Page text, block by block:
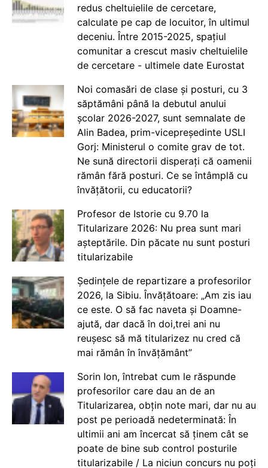
redus cheltuielile de cercetare,
calculate pe cap de locuitor, în ultimul
deceniu. Între 2015-2025, spațiul
comunitar a crescut masiv cheltuielile
de cercetare - ultimele date Eurostat
Noi comasări de clase și posturi, cu 3
săptămâni până la debutul anului
școlar 2026-2027, sunt semnalate de
Alin Badea, prim-vicepreședinte USLI
Gorj: Ministerul o comite grav de tot.
Ne sună directorii disperați că oamenii
rămân fără posturi. Ce se întâmplă cu
învățătorii, cu educatorii?
Profesor de Istorie cu 9.70 la
Titularizare 2026: Nu prea sunt mari
așteptările. Din păcate nu sunt posturi
titularizabile
Ședințele de repartizare a profesorilor
2026, la Sibiu. Învățătoare: „Am zis iau
ce este. O să fac naveta și Doamne-
ajută, dar dacă în doi,trei ani nu
reușesc să mă titularizez nu cred că
mai rămân în învățământ”
Sorin Ion, întrebat cum le răspunde
profesorilor care dau an de an
Titularizarea, obțin note mari, dar nu au
post pe perioadă nedeterminată: În
ultimii ani am încercat să ținem cât se
poate de bine sub control posturile
titularizabile / La niciun concurs nu poți